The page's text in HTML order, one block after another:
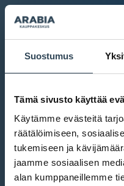
Suostumus
Tämä sivusto käyttää
Käytämme evästeitä
räätälöimiseen,
tukemiseen ja
jaamme sosiaalisen
alan kumppaneillemme